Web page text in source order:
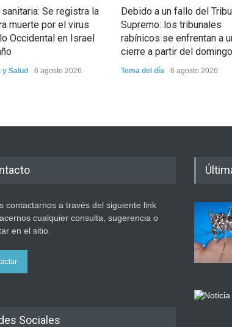
Se registra la
muerte por el virus
Occidental en Israel
Salud 6 agosto 2026
Debido a un fallo del
Supremo: los tribunales
rabínicos se enfrentan a
cierre a partir del domingo
Tema del día 6 agosto 2026
contactarnos a través del siguiente link
cualquier consulta, sugerencia o
en el sitio.
Sociales